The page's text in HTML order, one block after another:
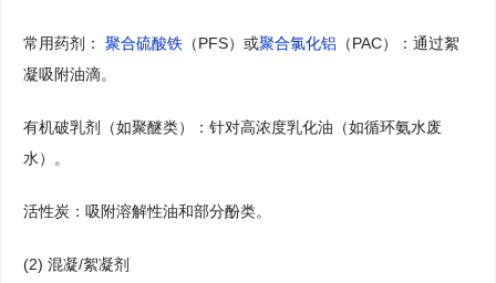
常用药剂： 聚合硫酸铁 （PFS）或聚合氯化铝 （PAC）：通过絮
凝吸附油滴。
有机破乳剂（如聚醚类）：针对高浓度乳化油（如循环氨水废
水）。
活性炭：吸附溶解性油和部分酚类。
(2) 混凝/絮凝剂